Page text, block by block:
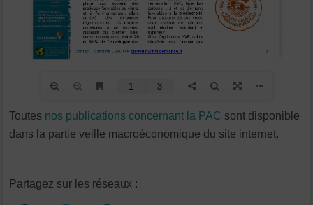
Toutes nos publications concernant la PAC sont disponible
dans la partie veille macroéconomique du site internet.
Partagez sur les réseaux :